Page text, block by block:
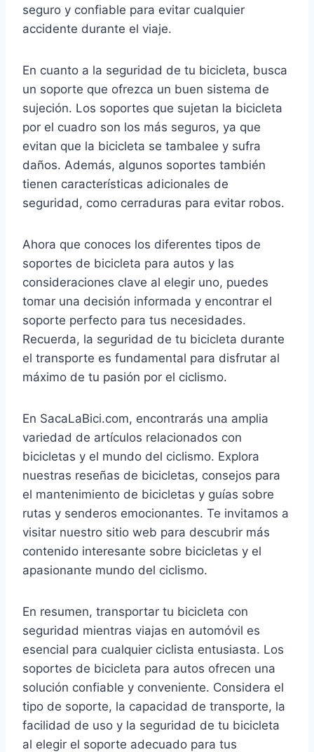
seguro y confiable para evitar cualquier
accidente durante el viaje.
En cuanto a la seguridad de tu bicicleta, busca
un soporte que ofrezca un buen sistema de
sujeción. Los soportes que sujetan la bicicleta
por el cuadro son los más seguros, ya que
evitan que la bicicleta se tambalee y sufra
daños. Además, algunos soportes también
tienen características adicionales de
seguridad, como cerraduras para evitar robos.
Ahora que conoces los diferentes tipos de
soportes de bicicleta para autos y las
consideraciones clave al elegir uno, puedes
tomar una decisión informada y encontrar el
soporte perfecto para tus necesidades.
Recuerda, la seguridad de tu bicicleta durante
el transporte es fundamental para disfrutar al
máximo de tu pasión por el ciclismo.
En SacaLaBici.com, encontrarás una amplia
variedad de artículos relacionados con
bicicletas y el mundo del ciclismo. Explora
nuestras reseñas de bicicletas, consejos para
el mantenimiento de bicicletas y guías sobre
rutas y senderos emocionantes. Te invitamos a
visitar nuestro sitio web para descubrir más
contenido interesante sobre bicicletas y el
apasionante mundo del ciclismo.
En resumen, transportar tu bicicleta con
seguridad mientras viajas en automóvil es
esencial para cualquier ciclista entusiasta. Los
soportes de bicicleta para autos ofrecen una
solución confiable y conveniente. Considera el
tipo de soporte, la capacidad de transporte, la
facilidad de uso y la seguridad de tu bicicleta
al elegir el soporte adecuado para tus